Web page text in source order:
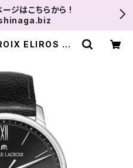
ジはこちらから !
Da